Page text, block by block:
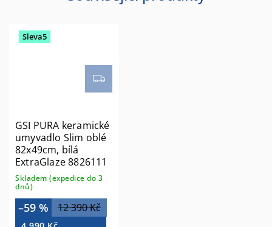
Sleva5
GSI PURA keramické
umyvadlo Slim oblé
82x49cm, bílá
ExtraGlaze 8826111
Skladem (expedice do 3
dnů)
12 390 Kč
–59 %